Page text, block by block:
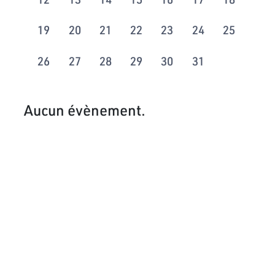
19 20 21 22 23 24 25
26 27 28 29 30 31
Aucun évènement.